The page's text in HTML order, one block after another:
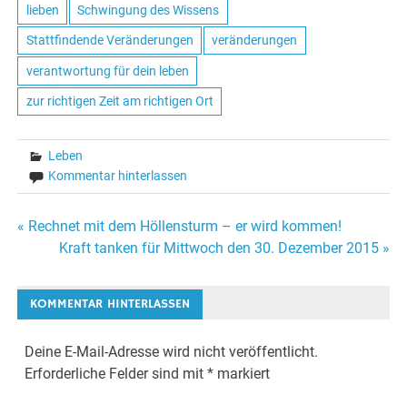
lieben Schwingung des Wissens
Stattfindende Veränderungen veränderungen
verantwortung für dein leben
zur richtigen Zeit am richtigen Ort
Leben
Kommentar hinterlassen
Beitrags-
Navigation
« Rechnet mit dem Höllensturm – er wird kommen!
Kraft tanken für Mittwoch den 30. Dezember 2015 »
KOMMENTAR HINTERLASSEN
Deine E-Mail-Adresse wird nicht veröffentlicht.
Erforderliche Felder sind mit* markiert